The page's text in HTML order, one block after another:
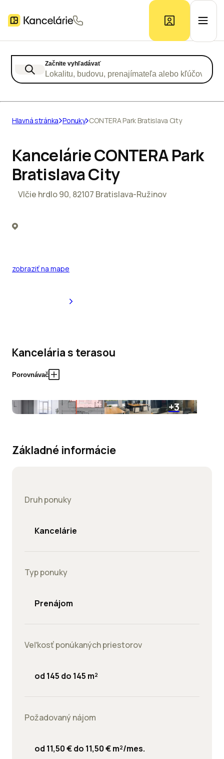
Prieskum trhu
Začnite vyhľadávať
Lokalitu, budovu, prenajímateľa alebo kľúčové
Hlavná stránka Ponuky CONTERA Park Bratislava City
Kancelárie CONTERA Park
Bratislava City
Vlčie hrdlo 90, 82107 Bratislava-Ružinov
zobraziť na mape
Kancelária s terasou
Porovnávač
+3
Základné informácie
Druh ponuky
Kancelárie
Typ ponuky
Prenájom
Veľkosť ponúkaných priestorov
od 145 do 145 m²
Požadovaný nájom
od 11,50 € do 11,50 € m²/mes.